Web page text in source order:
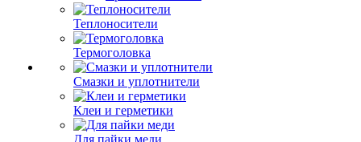
Теплоносители
Термоголовка
Смазки и уплотнители
Клеи и герметики
Для пайки меди